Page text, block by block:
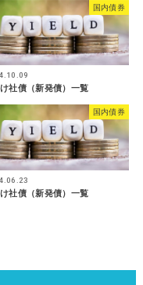
国内債券
社債（新発債）一覧
国内債券
社債（新発債）一覧